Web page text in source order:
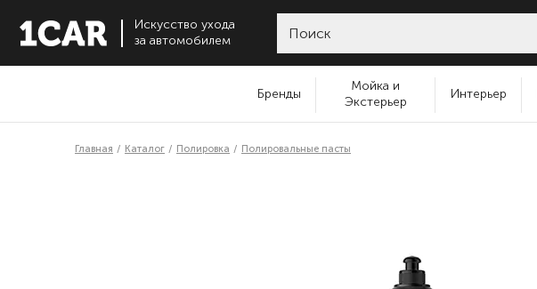
Искусство ухода
за автомобилем
Бренды
Мойка и
Экстерьер
Интерьер
Главная Каталог Полировка Полировальные пасты